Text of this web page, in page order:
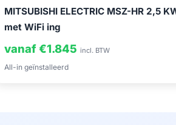
MITSUBISHI ELECTRIC MSZ-HR 2,5
met WiFi ing
vanaf €1.845 incl. BTW
All-in geïnstalleerd